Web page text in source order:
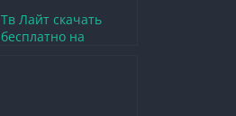
Тв Лайт скачать
бесплатно на